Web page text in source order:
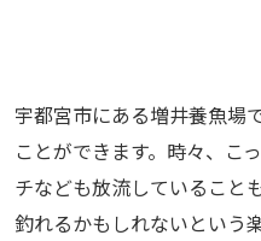
宇都宮市にある増井養魚場
ことができます。時々、こ
チなども放流していること
釣れるかもしれないという